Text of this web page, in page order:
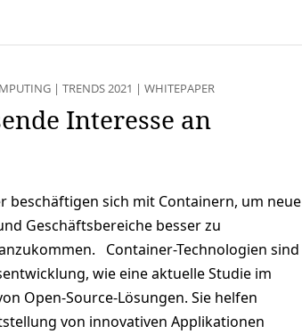
| TRENDS 2021 | WHITEPAPER
Interesse an
beschäftigen sich mit Containern, um neue
Geschäftsbereiche besser zu
Container-Technologien sind
wie eine aktuelle Studie im
Open-Source-Lösungen. Sie helfen
von innovativen Applikationen